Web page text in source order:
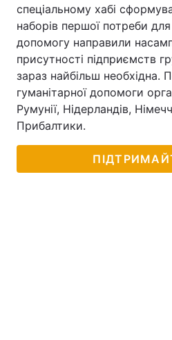
спеціальному хабі
наборів першої потреби
допомогу направили
присутності підприємств
зараз найбільш необхідна.
гуманітарної допомоги
Румунії, Нідерландів,
Прибалтики.